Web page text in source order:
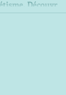
Découvr